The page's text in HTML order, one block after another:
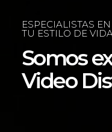
ESPECIALISTAS
TU ESTILO DE
Somos
Video